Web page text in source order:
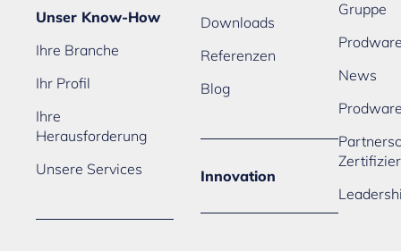
Unser Know-How
Ihre Branche
Ihr Profil
Ihre
Herausforderung
Unsere Services
Downloads
Referenzen
Blog
Innovation
Gruppe
News